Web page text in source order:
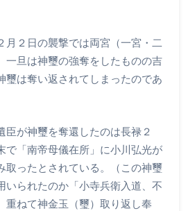
月２日の襲撃では両宮（一宮・二
一旦は神璽の強奪をしたものの吉
璽は奪い返されてしまったのであ
臣が神璽を奪還したのは長禄２
で「南帝母儀在所」に小川弘光が
取ったとされている。（この神璽
いられたのか「小寺兵衛入道、不
重ねて神金玉（璽）取り返し奉